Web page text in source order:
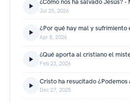
Jul 25, 2026
Apr 8, 2026
Feb 23, 2026
Dec 27, 2025